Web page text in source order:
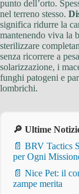
punto dell’orto.
nel terreno stesso.
significa ridurre la
mantenendo viva la
sterilizzare
senza ricorrere a
solarizzazione, i
funghi patogeni e
lombrichi.
🔎 Ultime
📄 BRV Tactics
per Ogni
📄 Nice Pet: il
zampe merita